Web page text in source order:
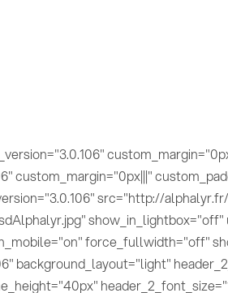
custom_margin="0px|||"
src="http://
force_fullwidth="off"
background_layout="light"